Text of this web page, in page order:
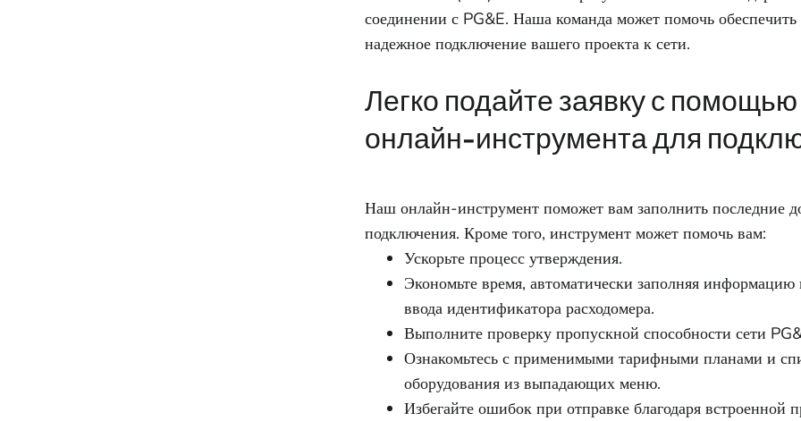
соединении с PG&E. Наша команда может помочь
надежное подключение вашего проекта к сети.
Легко подайте заявку с
онлайн-инструмента для
Наш онлайн-инструмент поможет вам заполнить последние
подключения. Кроме того, инструмент может помочь вам:
Ускорьте процесс утверждения.
Экономьте время, автоматически заполняя информацию
ввода идентификатора расходомера.
Выполните проверку пропускной способности сети
Ознакомьтесь с применимыми тарифными планами и
оборудования из выпадающих меню.
Избегайте ошибок при отправке благодаря встроенной